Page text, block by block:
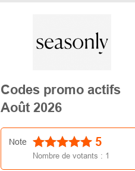
Codes promo actifs
Août 2026
Note 5
Nombre de votants : 1